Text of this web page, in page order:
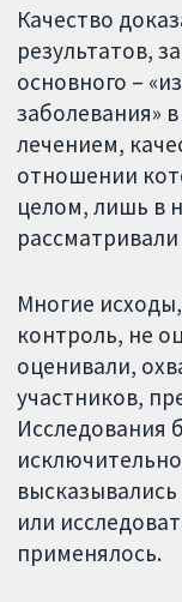
Качество
результатов,
основного –
заболевания»
лечением,
отношении
целом, лишь в
Многие
контроль, не
оценивали,
участников,
Исследования
или
применялось.